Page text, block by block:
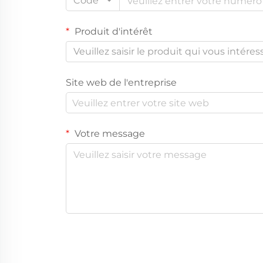
Produit d'intérêt
Veuillez saisir le produit qui vous
Site web de l'entreprise
Votre message